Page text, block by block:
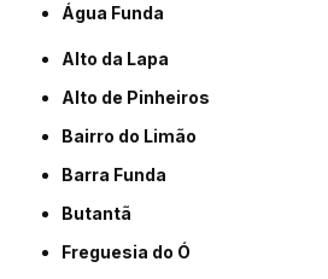
Água Funda
Alto da Lapa
Alto de Pinheiros
Bairro do Limão
Barra Funda
Butantã
Freguesia do Ó